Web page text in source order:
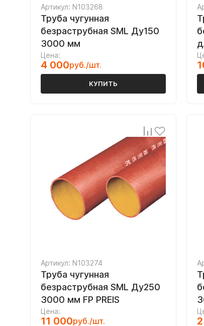
Артикул: N103268
Труба чугунная
безраструбная SML Ду150
3000 мм
Цена:
4 000руб./шт.
КУПИТЬ
Артикул: N103274
Труба чугунная
безраструбная SML Ду250
3000 мм FP PREIS
Цена:
11 000руб./шт.